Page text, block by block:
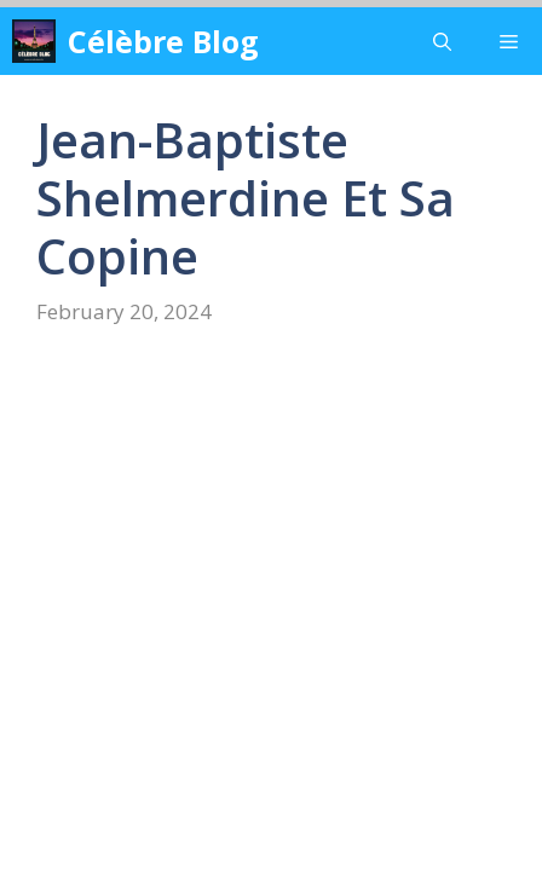
Skip
to
content
Célèbre Blog
Jean-Baptiste
Shelmerdine Et Sa
Copine
February 20, 2024